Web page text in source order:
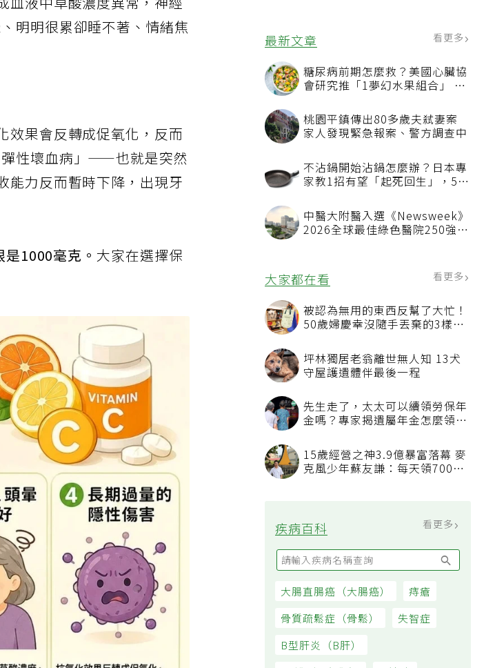
最新文章 看更多
糖尿病前期怎麼救？美國心臟協
會研究推「1夢幻水果組合」 酪
桃園平鎮傳出80多歲夫弒妻案
家人發現緊急報案、警方調查中
不沾鍋開始沾鍋怎麼辦？日本專
家教1招有望「起死回生」，5情
中醫大附醫入選《Newsweek》
2026全球最佳綠色醫院250強
大家都在看
被認為無用的東西反幫了大忙！
50歲婦慶幸沒隨手丟棄的3樣物
坪林獨居老翁離世無人知 13犬
守屋護遺體伴最後一程
先生走了，太太可以續領勞保年
看順位還要看資格
15歲經營之神3.9億暴富落幕 麥
疾病百科
血液中草酸濃度異常，神經
明明很累卻睡不著、情緒焦
效果會反轉成促氧化，反而
性壞血病」——也就是突然
能力反而暫時下降，出現牙
是1000毫克。大家在選擇保